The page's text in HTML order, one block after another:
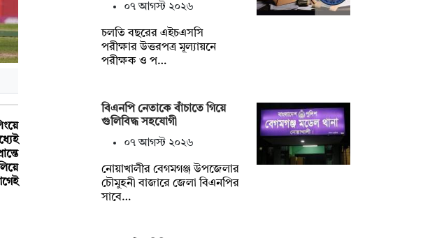
০৭ আগস্ট ২০২৬
চলতি বছরের এইচএসসি
পরীক্ষার উত্তরপত্র মূল্যায়নে
পরীক্ষক ও প…
বিএনপি নেতাকে বাঁচাতে গিয়ে
গুলিবিদ্ধ সহযোগী
০৭ আগস্ট ২০২৬
নোয়াখালীর বেগমগঞ্জ উপজেলার
চৌমুহনী বাজারে জেলা বিএনপির
সাবে…